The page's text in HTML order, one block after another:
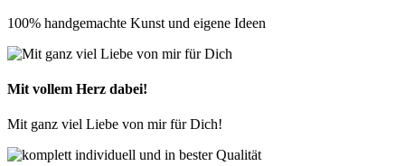
100% handgemachte Kunst und eigene Ideen
Mit vollem Herz dabei!
Mit ganz viel Liebe von mir für Dich!